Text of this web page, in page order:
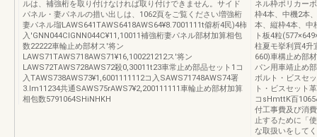
ルは、補強桁を取り付けなければ取り付けできません。サイド
パネル・妻パネルの措い出しは、1062頁をご覧ください増強桁
妻パネル瑠LAWS641TAWS6418AWS64¥8.7001111t僻析4民)4柿
入'GNN044CIGNN044C¥11,10011補強桁妻パネル部材加算相包
数22222車輪止め部材ス′将ン
LAWS71TAWS718AWS71¥16,100221212ス′将ン
LAWS72TAWS728AWS72殺0,30011t23車常止め部品セット1コ
入TAWS738AWS73¥1,6001111112コ入SAWS71748AWS74署
3.lm11234共通SAWS75rAWS7¥2,200111111車輪止め部材加算
相包数5791064SHiNHKH
ネル枠ポリカー
枠4本、中機2本
本、縦枠4本、中
ト板4粒
柱夏モ挙利買4升
660)車構止め部
パン用車靖止め
ボルト・ビスセ
ト・ビスセット
コsHmttK百
付工事費及び消
止するために「
な取扱いをして